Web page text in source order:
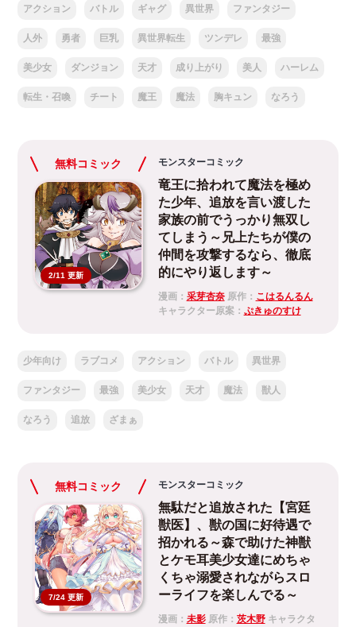
アクション バトル ギャグ 異世界 ファンタジー
人外 勇者 巨乳 異世界転生 ツンデレ 最強
美少女 ダンジョン 天才 成り上がり 美人 ハーレム
転生・召喚 チート 魔王 魔法 胸キュン なろう
無料コミック
2/11 更新
モンスターコミック
竜王に拾われて魔法を極め
た少年、追放を言い渡した
家族の前でうっかり無双し
てしまう～兄上たちが僕の
仲間を攻撃するなら、徹底
的にやり返します～
漫画： 采芽杏奈原作： こはるんるん
キャラクター原案： ぷきゅのすけ
少年向け ラブコメ アクション バトル 異世界
ファンタジー 最強 美少女 天才 魔法 獣人
なろう 追放 ざまぁ
無料コミック
7/24 更新
モンスターコミック
無駄だと追放された【宮廷
獣医】、獣の国に好待遇で
招かれる～森で助けた神獣
とケモ耳美少女達にめちゃ
くちゃ溺愛されながらスロ
ーライフを楽しんでる～
漫画： 未影原作： 茨木野キャラクタ